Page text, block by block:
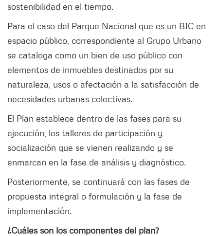
sostenibilidad en el tiempo.
Para el caso del Parque Nacional que es un BIC en
espacio público, correspondiente al Grupo Urbano
se cataloga como un bien de uso público con
elementos de inmuebles destinados por su
naturaleza, usos o afectación a la satisfacción de
necesidades urbanas colectivas.
El Plan establece dentro de las fases para su
ejecución, los talleres de participación y
socialización que se vienen realizando y se
enmarcan en la fase de análisis y diagnóstico.
Posteriormente, se continuará con las fases de
propuesta integral o formulación y la fase de
implementación.
¿Cuáles son los componentes del plan?